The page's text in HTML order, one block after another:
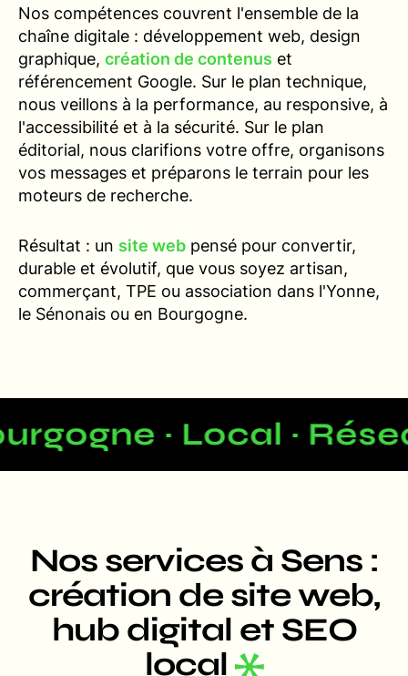
Nos compétences couvrent l'ensemble de la
chaîne digitale : développement web, design
graphique, création de contenus et
référencement Google. Sur le plan technique,
nous veillons à la performance, au responsive, à
l'accessibilité et à la sécurité. Sur le plan
éditorial, nous clarifions votre offre, organisons
vos messages et préparons le terrain pour les
moteurs de recherche.
Résultat : un site web pensé pour convertir,
durable et évolutif, que vous soyez artisan,
commerçant, TPE ou association dans l'Yonne,
le Sénonais ou en Bourgogne.
· Local ·
Nos services à Sens :
création de site web,
hub digital et SEO
local